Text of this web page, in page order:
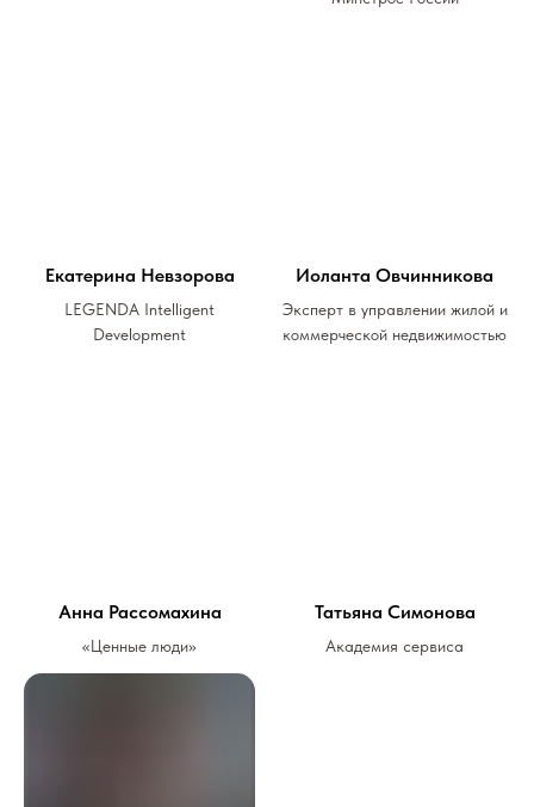
Екатерина Невзорова
LEGENDA Intelligent
Development
Иоланта Овчинникова
Эксперт в управлении жилой и
коммерческой недвижимостью
Анна Рассомахина
«Ценные люди»
Татьяна Симонова
Академия сервиса